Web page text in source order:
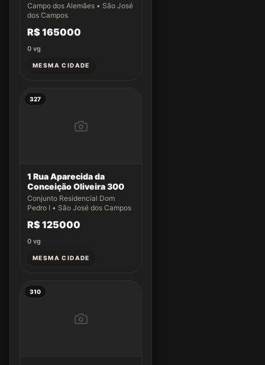
Campo dos Alemães • São José
dos Campos
R$ 165000
0 vg
MESMA CIDADE
327
1 Rua Aparecida da
Conceição Oliveira 300
Conjunto Residencial Dom
Pedro I • São José dos Campos
R$ 125000
0 vg
MESMA CIDADE
310